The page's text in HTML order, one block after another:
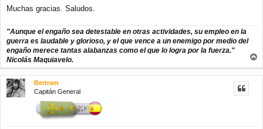
a
Muchas gracias. Saludos.
"Aunque el engaño sea detestable en otras actividades, su empleo en la
guerra es laudable y glorioso, y el que vence a un enemigo por medio del
engaño merece tantas alabanzas como el que lo logra por la fuerza."
Nicolás Maquiavelo.
r
r
Bertram
Capitán General